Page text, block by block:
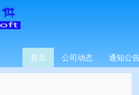
首页 公司动态 通知公